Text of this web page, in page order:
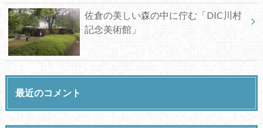
佐倉の美しい森の中に佇む「DIC川村
記念美術館」
最近のコメント